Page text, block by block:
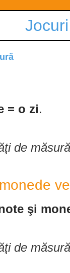
= o zi.
de măsură
şi
de măsură